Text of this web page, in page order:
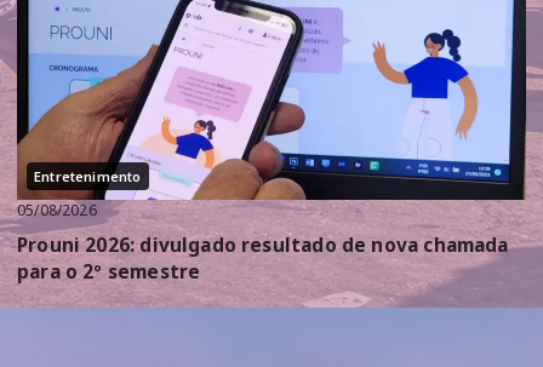
Entretenimento
05/08/2026
Prouni 2026: divulgado resultado de nova chamada
para o 2º semestre